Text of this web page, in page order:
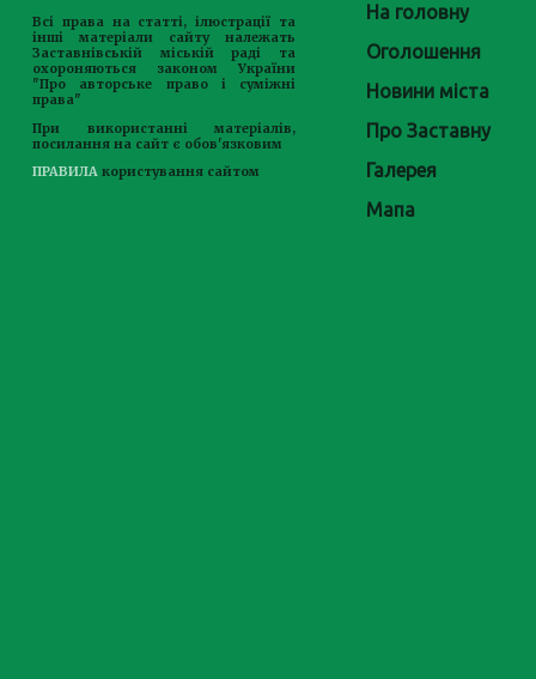
Всі права на статті, ілюстрації та
інші матеріали сайту належать
Заставнівській міській раді та
охороняються законом України
"Про авторське право і суміжні
права"
При використанні матеріалів,
посилання на сайт є обов'язковим
ПРАВИЛА користування сайтом
На головну
Оголошення
Новини міста
Про Заставну
Галерея
Мапа